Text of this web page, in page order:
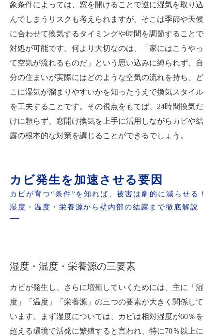
象条件によっては、窓を開けることで逆に湿気を取り込
んでしまうリスクも考えられますが、そこは季節や天候
に合わせて換気するタイミングや時間を調節することで
対処が可能です。何より大切なのは、「家にはこうやっ
て空気が流れるものだ」という思い込みに縛られず、自
分の住まいが実際にはどのような空気の流れを持ち、ど
こに湿気が溜まりやすいかを知ったうえで換気スタイル
を工夫することです。その視点をもてば、24時間換気だ
けに頼らず、窓開け換気を上手に活用しながらカビや結
露の根本的な対策を講じることができるでしょう。
カビ発生を加速させる要因
カビが育つ“条件”を知れば、被害は劇的に減らせる！
湿度・温度・栄養源から壁内部の結露まで徹底解説
湿度・温度・栄養源の三要素
カビが発生し、さらに増殖していくためには、主に「湿
度」「温度」「栄養源」の三つの要素が大きく関係して
います。まず湿度については、カビは相対湿度が60％を
超える環境で活発に繁殖すると言われ、特に70％以上に